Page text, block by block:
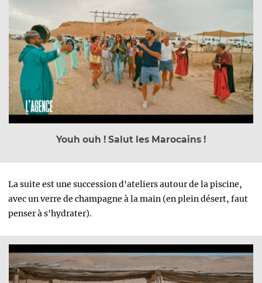
Youh ouh ! Salut les Marocains !
La suite est une succession d'ateliers autour de la piscine,
avec un verre de champagne à la main (en plein désert, faut
penser à s'hydrater).